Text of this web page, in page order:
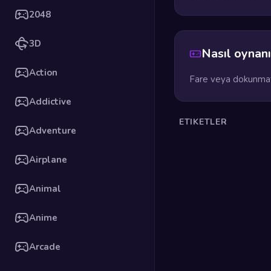
2048
3D
Action
Addictive
Adventure
Airplane
Animal
Anime
Arcade
Nasıl
Fare veya
ETIKETLER